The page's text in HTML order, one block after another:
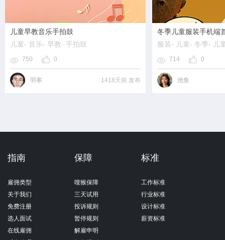
儿童早教音乐手拍鼓
儿童- 音乐- 早教- 手拍鼓
750 0
羽寒 1418天前 发布
冬季儿童服装手机端
服装- 儿童- 冬季- 儿
714 0
池鱼
指南
雇佣类型
关于我们
免费注册
选人面试
在线雇佣
保障
嗖猴保障
三天试用
投诉规则
暂停规则
解雇申明
标准
工作标准
行业标准
设计标准
薪资标准